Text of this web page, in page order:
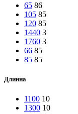
65 86
105 85
120 85
1440 3
1760 3
66 85
85 85
Длинна
1100 10
1300 10